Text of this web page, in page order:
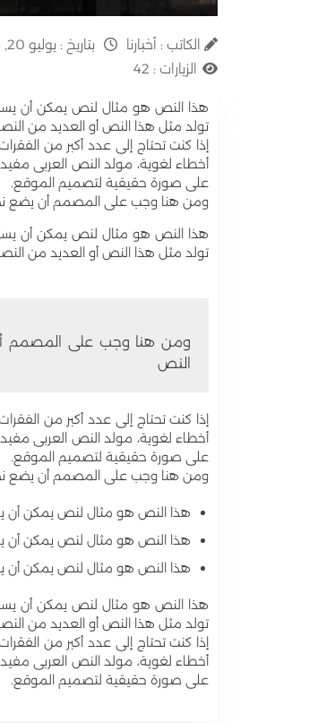
الكاتب : أخبارنا بتاريخ : يوليو 20, 2024 - 7:10 ص
الزيارات : 42
هذا النص هو مثال لنص يمكن أن
تولد مثل هذا النص أو العديد من
إذا كنت تحتاج إلى عدد أكبر من
أخطاء لغوية، مولد النص العربى
على صورة حقيقية لتصميم الموقع.
ومن هنا وجب على المصمم أن يضع
هذا النص هو مثال لنص يمكن أن
تولد مثل هذا النص أو العديد من
ومن هنا وجب على المصمم
النص
إذا كنت تحتاج إلى عدد أكبر من
أخطاء لغوية، مولد النص العربى
على صورة حقيقية لتصميم الموقع.
ومن هنا وجب على المصمم أن يضع
هذا النص هو مثال لنص يمكن
هذا النص هو مثال لنص يمكن
هذا النص هو مثال لنص يمكن
هذا النص هو مثال لنص يمكن أن
تولد مثل هذا النص أو العديد من
إذا كنت تحتاج إلى عدد أكبر من
أخطاء لغوية، مولد النص العربى
على صورة حقيقية لتصميم الموقع.